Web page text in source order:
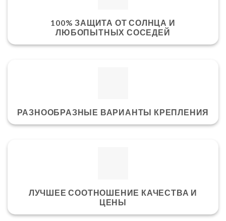
100% ЗАЩИТА ОТ СОЛНЦА И
ЛЮБОПЫТНЫХ СОСЕДЕЙ
РАЗНООБРАЗНЫЕ ВАРИАНТЫ КРЕПЛЕНИЯ
ЛУЧШЕЕ СООТНОШЕНИЕ КАЧЕСТВА И
ЦЕНЫ